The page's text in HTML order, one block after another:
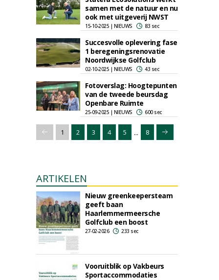
samen met de natuur en nu
ook met uitgeverij NWST
15-10-2025 | NIEUWS 83 sec
Succesvolle oplevering fase
1 beregeningsrenovatie
Noordwijkse Golfclub
02-10-2025 | NIEUWS 43 sec
Fotoverslag: Hoogtepunten
van de tweede beursdag
Openbare Ruimte
25-09-2025 | NIEUWS 600 sec
1 2 3 4 5 ... 8
ARTIKELEN
Nieuw greenkeepersteam
geeft baan
Haarlemmermeersche
Golfclub een boost
27-02-2026 233 sec
Vooruitblik op Vakbeurs
Sportaccommodaties